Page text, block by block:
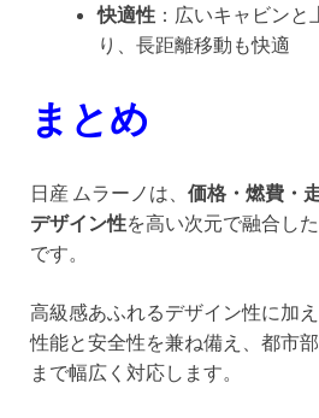
快適性 ：広いキャビン
り、長距離移動も快適
まとめ
日産 ムラーノは、 価格・燃費・
デザイン性を高い次元で融合し
です。
高級感あふれるデザイン性に加
性能と安全性を兼ね備え、都市
まで幅広く対応します。